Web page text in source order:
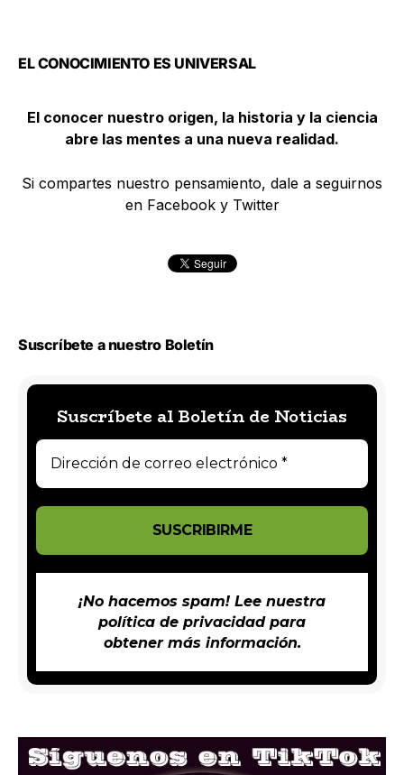
EL CONOCIMIENTO ES UNIVERSAL
El conocer nuestro origen, la historia y la ciencia
abre las mentes a una nueva realidad.
Si compartes nuestro pensamiento, dale a seguirnos
en Facebook y Twitter
Suscríbete a nuestro Boletín
Suscríbete al Boletín de Noticias
¡No hacemos spam! Lee nuestra
política de privacidadpara
obtener más información.